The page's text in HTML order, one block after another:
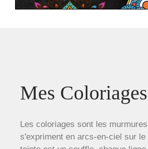
Mes Coloriages
Les coloriages sont les
s'expriment en arcs-en-ciel sur le